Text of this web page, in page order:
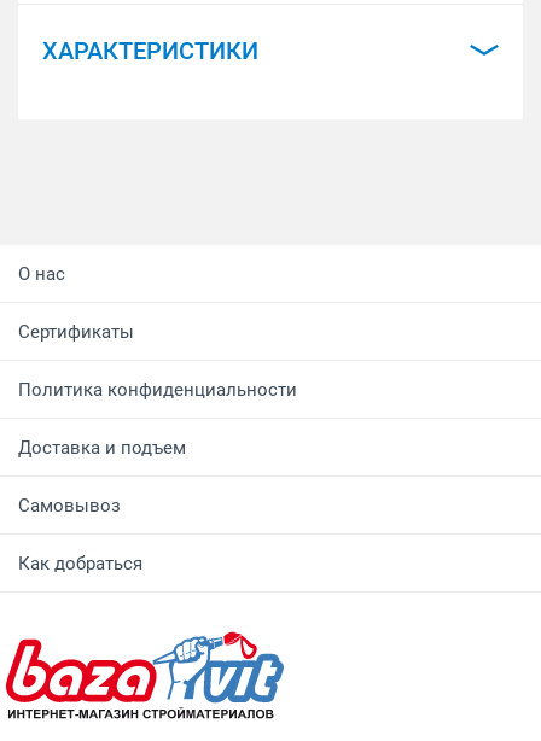
ХАРАКТЕРИСТИКИ
О нас
Сертификаты
Политика конфиденциальности
Доставка и подъем
Самовывоз
Как добраться